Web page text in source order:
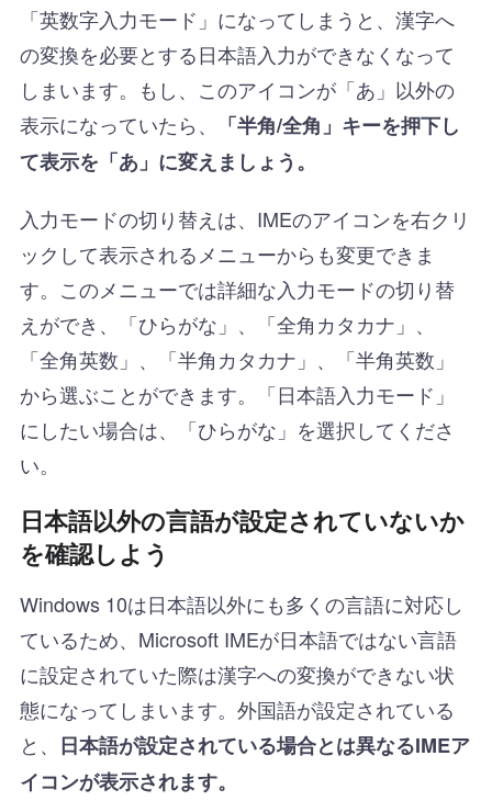
「英数字入力モード」になってしまうと、漢字へ
の変換を必要とする日本語入力ができなくなって
しまいます。もし、このアイコンが「あ」以外の
表示になっていたら、
「半角/全角」キーを押下し
て表示を「あ」に変えましょう。
入力モードの切り替えは、IMEのアイコンを右クリ
ックして表示されるメニューからも変更できま
す。このメニューでは詳細な入力モードの切り替
えができ、「ひらがな」、「全角カタカナ」、
「全角英数」、「半角カタカナ」、「半角英数」
から選ぶことができます。「日本語入力モード」
にしたい場合は、「ひらがな」を選択してくださ
い。
日本語以外の言語が設定されていないか
を確認しよう
Windows 10は日本語以外にも多くの言語に対応し
ているため、Microsoft IMEが日本語ではない言語
に設定されていた際は漢字への変換ができない状
態になってしまいます。外国語が設定されている
と、 日本語が設定されている場合とは異なるIMEア
イコンが表示されます。